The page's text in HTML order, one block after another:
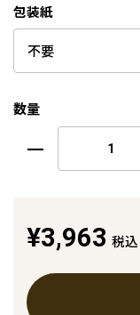
包装紙
数量
¥3,963 税込